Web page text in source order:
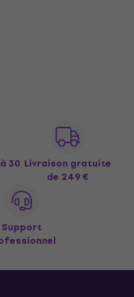
30 Livraison gratuite
de 249 €
Support